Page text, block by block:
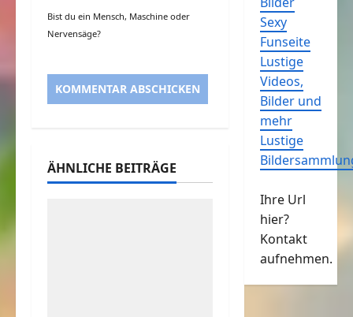
Bist du ein Mensch, Maschine oder
Nervensäge?
ÄHNLICHE BEITRÄGE
Sexy
Funseite
Lustige
Videos,
Bilder und
mehr
Lustige
Ihre Url
hier?
Kontakt
aufnehmen.